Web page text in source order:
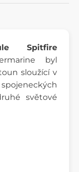
Spitfire
byl
sloužící v
světové